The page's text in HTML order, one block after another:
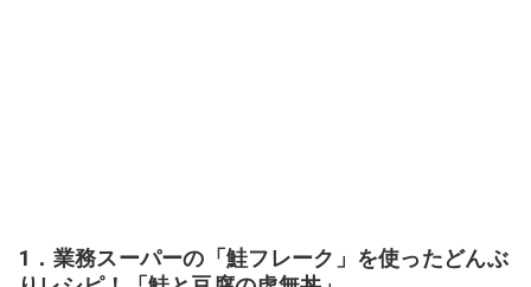
1．業務スーパーの「鮭フレーク」を使ったどんぶ